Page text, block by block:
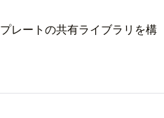
レートの共有ライブラリを構